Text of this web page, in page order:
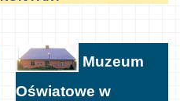
Muzeum
Oświatowe w